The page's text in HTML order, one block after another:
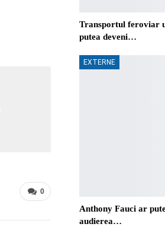
0
Transportul feroviar
putea deveni…
EXTERNE
Anthony Fauci ar
audierea…